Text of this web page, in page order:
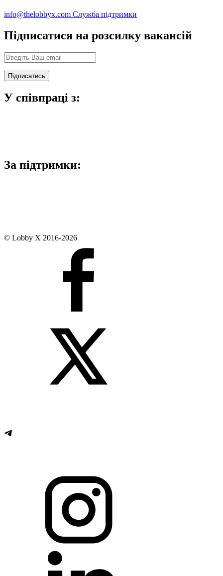
info@thelobbyx.com Служба підтримки
Підписатися на розсилку вакансій
У співпраці з:
За підтримки:
© Lobby X 2016-2026